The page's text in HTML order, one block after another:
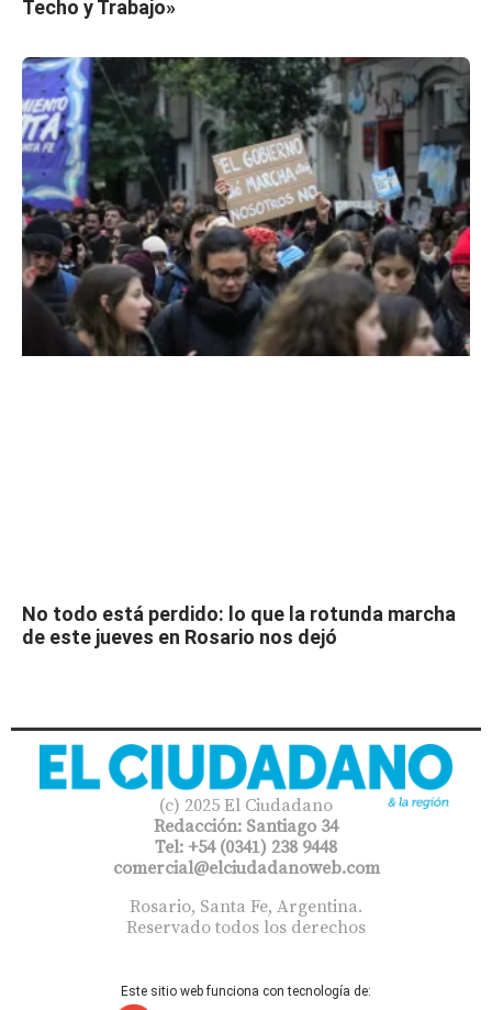
Techo y Trabajo»
No todo está perdido: lo que la rotunda marcha
de este jueves en Rosario nos dejó
(c) 2025 El Ciudadano
Redacción: Santiago 34
Tel: +54 (0341) 238 9448
comercial@elciudadanoweb.com​
Rosario, Santa Fe, Argentina.
Reservado todos los derechos
Este sitio web funciona con tecnología de: